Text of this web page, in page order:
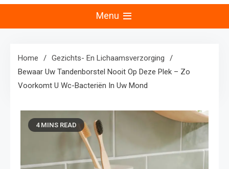
Schoenen &
Voetservice –
Schoonheid en
Fitness voor Uw
Voeten
Professionele pedicure, schoenmassage en
fitnessconsultatie voor optimale voetverzorging en
Menu
Home
Gezichts- En Lichaamsverzorging
Bewaar Uw Tandenborstel Nooit Op Deze Plek – Zo
Voorkomt U Wc-Bacteriën In Uw Mond
4 MINS READ